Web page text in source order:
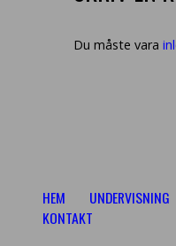
Du måste vara
HEM UNDERVISNING
KONTAKT